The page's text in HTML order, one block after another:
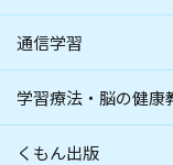
通信学習
学習療法・脳の健
くもん出版